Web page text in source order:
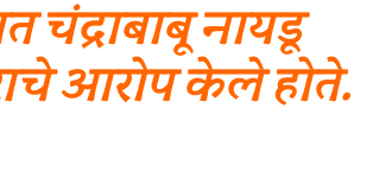
चंद्राबाबू नायडू
आरोप केले होते.